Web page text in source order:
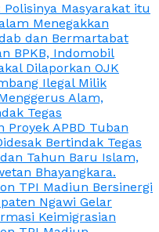
Polisinya Masyarakat itu
Menegakkan
dan Bermartabat
BPKB, Indomobil
Dilaporkan OJK
Ilegal Milik
Alam,
Tegas
Proyek APBD Tuban
Bertindak Tegas
Tahun Baru Islam,
Bhayangkara.
TPI Madiun Bersinergi
Ngawi Gelar
Keimigrasian